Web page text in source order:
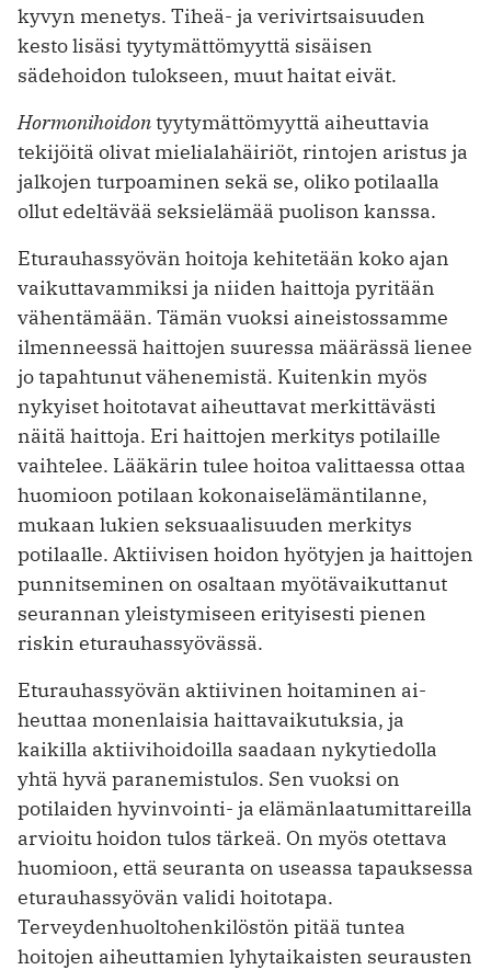
kyvyn menetys. Tiheä- ja verivirtsaisuuden
kesto lisäsi tyytymättömyyttä sisäisen
sädehoidon tulokseen, muut haitat eivät.
Hormonihoidontyytymättömyyttä aiheuttavia
tekijöitä olivat mielialahäiriöt, rintojen aristus ja
jalkojen turpoaminen sekä se, oliko potilaalla
ollut edeltävää seksielämää puolison kanssa.
Eturauhassyövän hoitoja kehitetään koko ajan
vaikuttavammiksi ja niiden haittoja pyritään
vähentämään. Tämän vuoksi aineistossamme
ilmenneessä haittojen suuressa määrässä lienee
jo tapahtunut vähenemistä. Kuitenkin myös
nykyiset hoitotavat aiheuttavat merkittävästi
näitä haittoja. Eri haittojen merkitys potilaille
vaihtelee. Lääkärin tulee hoitoa valittaessa ottaa
huomioon potilaan kokonaiselämän­tilanne,
mukaan lukien seksuaalisuuden merkitys
potilaalle. Aktiivisen hoidon hyötyjen ja haittojen
punnitseminen on osaltaan myötävaikuttanut
seurannan yleistymiseen erityisesti pienen
riskin eturauhassyövässä.
Eturauhassyövän aktiivinen hoitaminen ai­
heuttaa monenlaisia haittavaikutuksia, ja
kaikilla aktiivihoidoilla saadaan nykytiedolla
yhtä ­hyvä paranemistulos. Sen vuoksi on
potilaiden hyvinvointi- ja elämänlaatumittareilla
arvioitu hoidon tulos tärkeä. On myös otettava
huo­mioon, että seuranta on useassa tapauksessa
eturauhassyövän validi hoitotapa.
Terveydenhuoltohenkilöstön pitää tuntea
hoitojen aiheuttamien lyhytaikaisten seurausten